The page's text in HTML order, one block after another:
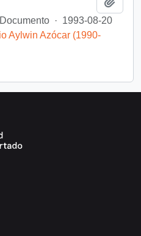
Documento · 1993-08-20
Aylwin Azócar (1990-